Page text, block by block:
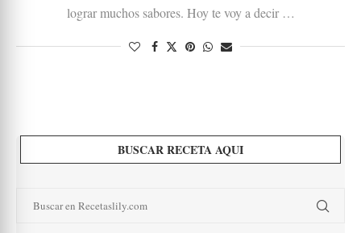
lograr muchos sabores. Hoy te voy a decir …
BUSCAR RECETA AQUI